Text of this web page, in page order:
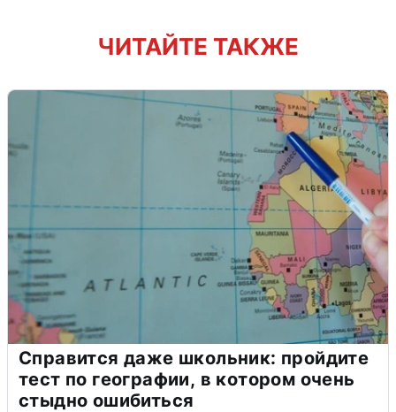
ЧИТАЙТЕ ТАКЖЕ
Справится даже школьник: пройдите
тест по географии, в котором очень
стыдно ошибиться